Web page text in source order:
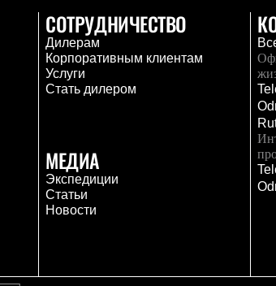
СОТРУДНИЧЕСТВО
Дилерам
Корпоративным клиентам
Услуги
Стать дилером
МЕДИА
Экспедиции
Статьи
Новости